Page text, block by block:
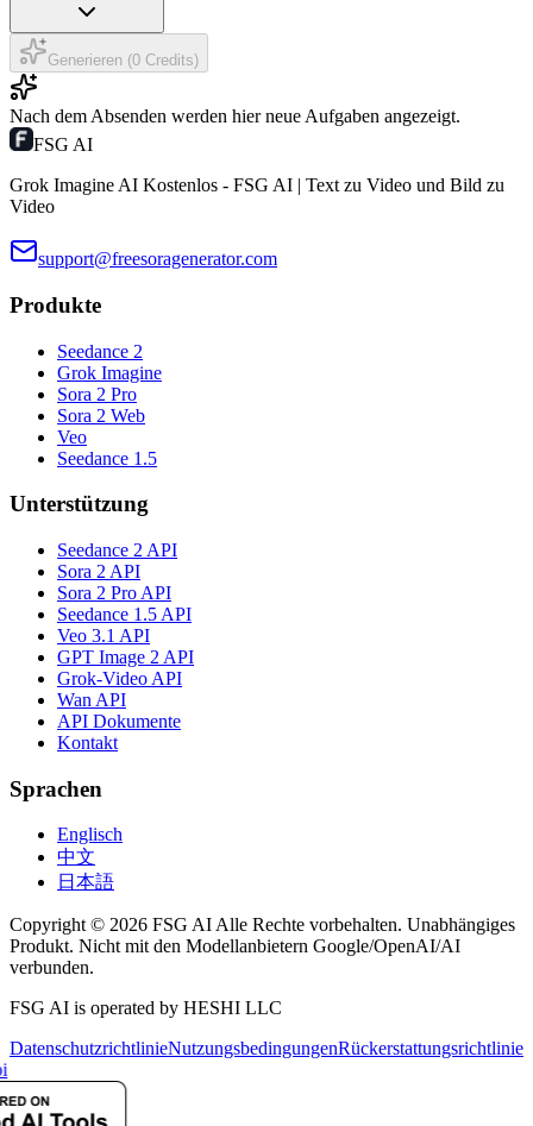
Generieren (0 Credits)
Nach dem Absenden werden hier neue Aufgaben angezeigt.
FSG AI
Grok Imagine AI Kostenlos - FSG AI | Text zu Video und Bild zu
Video
support@freesoragenerator.com
Produkte
Seedance 2
Grok Imagine
Sora 2 Pro
Sora 2 Web
Veo
Seedance 1.5
Unterstützung
Seedance 2 API
Sora 2 API
Sora 2 Pro API
Seedance 1.5 API
Veo 3.1 API
GPT Image 2 API
Grok-Video API
Wan API
API Dokumente
Kontakt
Sprachen
Englisch
中文
日本語
Copyright © 2026 FSG AI Alle Rechte vorbehalten. Unabhängiges
Produkt. Nicht mit den Modellanbietern Google/OpenAI/AI
verbunden.
FSG AI is operated by HESHI LLC
DatenschutzrichtlinieNutzungsbedingungenRückerstattungsrichtlinie